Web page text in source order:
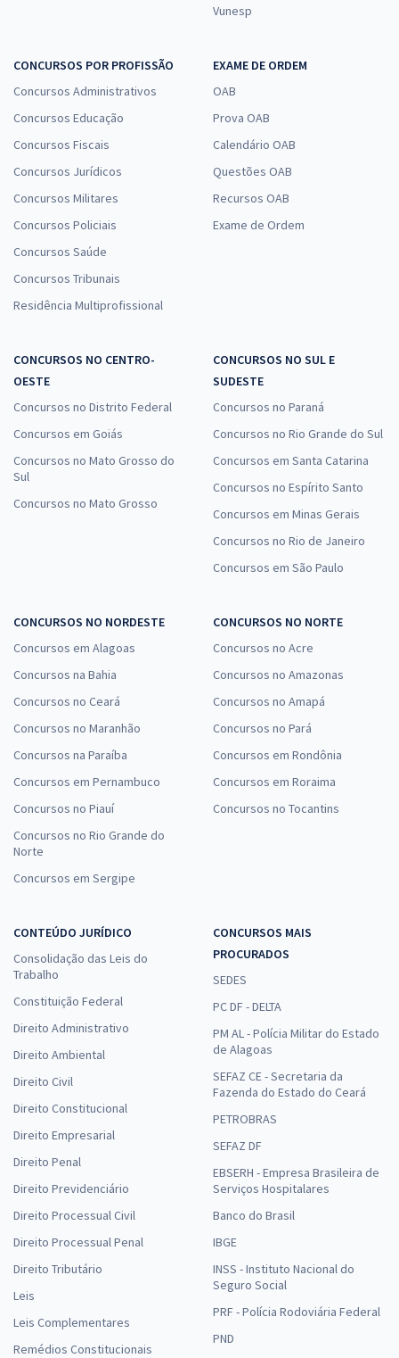
Vunesp
CONCURSOS POR PROFISSÃO
Concursos Administrativos
Concursos Educação
Concursos Fiscais
Concursos Jurídicos
Concursos Militares
Concursos Policiais
Concursos Saúde
Concursos Tribunais
Residência Multiprofissional
EXAME DE ORDEM
OAB
Prova OAB
Calendário OAB
Questões OAB
Recursos OAB
Exame de Ordem
CONCURSOS NO CENTRO-
OESTE
Concursos no Distrito Federal
Concursos em Goiás
Concursos no Mato Grosso do
Sul
Concursos no Mato Grosso
CONCURSOS NO SUL E
SUDESTE
Concursos no Paraná
Concursos no Rio Grande do Sul
Concursos em Santa Catarina
Concursos no Espírito Santo
Concursos em Minas Gerais
Concursos no Rio de Janeiro
Concursos em São Paulo
CONCURSOS NO NORDESTE
Concursos em Alagoas
Concursos na Bahia
Concursos no Ceará
Concursos no Maranhão
Concursos na Paraíba
Concursos em Pernambuco
Concursos no Piauí
Concursos no Rio Grande do
Norte
Concursos em Sergipe
CONCURSOS NO NORTE
Concursos no Acre
Concursos no Amazonas
Concursos no Amapá
Concursos no Pará
Concursos em Rondônia
Concursos em Roraima
Concursos no Tocantins
CONTEÚDO JURÍDICO
Consolidação das Leis do
Trabalho
Constituição Federal
Direito Administrativo
Direito Ambiental
Direito Civil
Direito Constitucional
Direito Empresarial
Direito Penal
Direito Previdenciário
Direito Processual Civil
Direito Processual Penal
Direito Tributário
Leis
Leis Complementares
Remédios Constitucionais
CONCURSOS MAIS
PROCURADOS
SEDES
PC DF - DELTA
PM AL - Polícia Militar do Estado
de Alagoas
SEFAZ CE - Secretaria da
Fazenda do Estado do Ceará
PETROBRAS
SEFAZ DF
EBSERH - Empresa Brasileira de
Serviços Hospitalares
Banco do Brasil
IBGE
INSS - Instituto Nacional do
Seguro Social
PRF - Polícia Rodoviária Federal
PND